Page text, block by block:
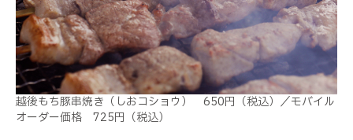
越後もち豚串焼き（しおコショウ） 650円（税込）／モバイル
オーダー価格 725円（税込）